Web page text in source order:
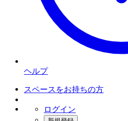
ヘルプ
スペースをお持ちの方
ログイン